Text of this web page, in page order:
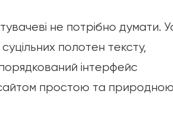
не потрібно думати.
полотен тексту,
інтерфейс
простою та